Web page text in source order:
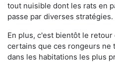
tout nuisible dont les rats en
passe par diverses stratégies.
En plus, c'est bientôt le
certains que ces rongeurs ne
dans les habitations les plus